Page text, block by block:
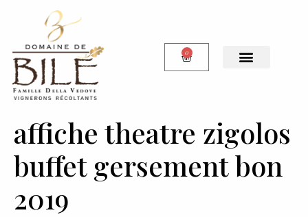
0
affiche theatre zigolos
buffet gersement bon
2019